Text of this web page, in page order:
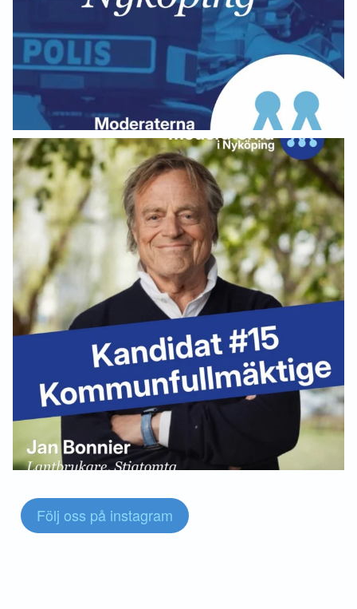
Följ oss på instagram